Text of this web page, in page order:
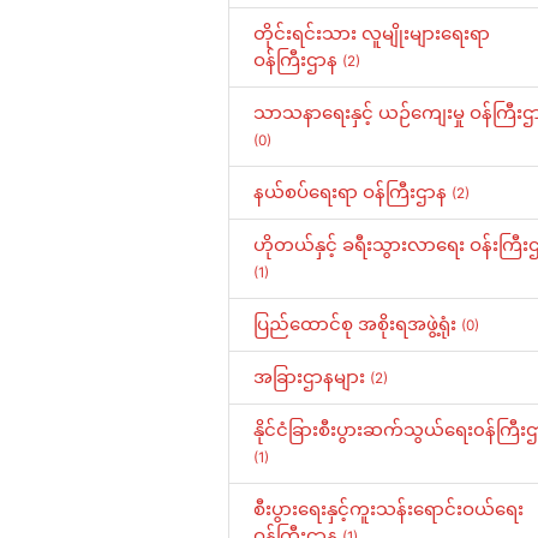
တိုင်းရင်းသား လူမျိုးများရေးရာ
ဝန်ကြီးဌာန (2)
သာသနာရေးနှင့် ယဉ်ကျေးမှု ဝန်ကြီးဌ
(0)
နယ်စပ်ရေးရာ ဝန်ကြီးဌာန (2)
ဟိုတယ်နှင့် ခရီးသွားလာရေး ဝန်းကြီး
(1)
ပြည်ထောင်စု အစိုးရအဖွဲ့ရုံး (0)
အခြားဌာနများ (2)
နိုင်ငံခြားစီးပွားဆက်သွယ်ရေး၀န်ကြီးဌ
(1)
စီးပွားရေးနှင့်ကူးသန်းရောင်းဝယ်ရေး